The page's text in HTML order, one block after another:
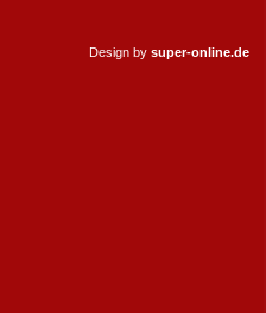
Design by super-online.de